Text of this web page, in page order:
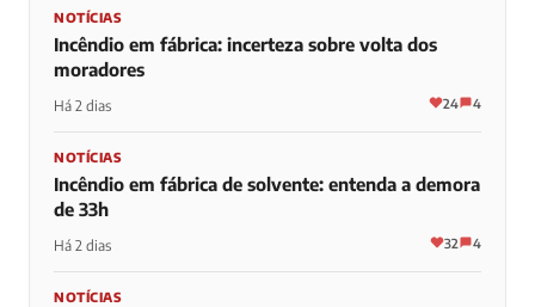
NOTÍCIAS
Incêndio em fábrica: incerteza sobre volta dos
moradores
Há 2 dias 24 4
NOTÍCIAS
Incêndio em fábrica de solvente: entenda a demora
de 33h
Há 2 dias 32 4
NOTÍCIAS